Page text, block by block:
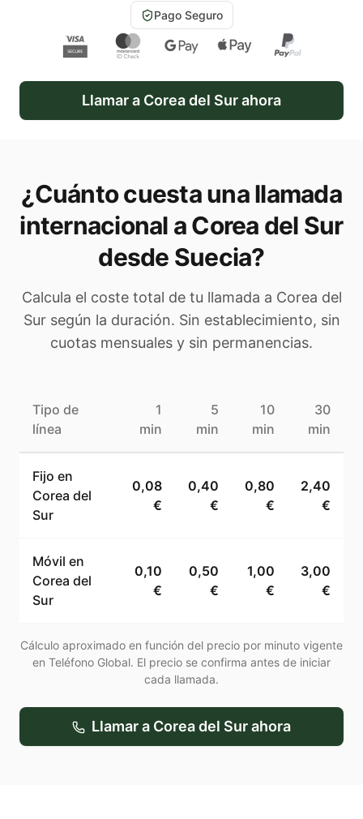
Pago Seguro
Llamar a Corea del Surahora
¿Cuánto cuesta una llamada
internacional aCorea del Sur
desde Suecia?
Calcula el coste total de tu llamada a Corea del
Sursegún la duración. Sin establecimiento, sin
cuotas mensuales y sin permanencias.
Tipo de
línea
1
min
5
min
10
min
30
min
Fijo en
Corea del
Sur
0,08
€
0,40
€
0,80
€
2,40
€
Móvil en
Corea del
Sur
0,10
€
0,50
€
1,00
€
3,00
€
Cálculo aproximado en función del precio por minuto vigente
en Teléfono Global. El precio se confirma antes de iniciar
cada llamada.
Llamar a Corea del Surahora